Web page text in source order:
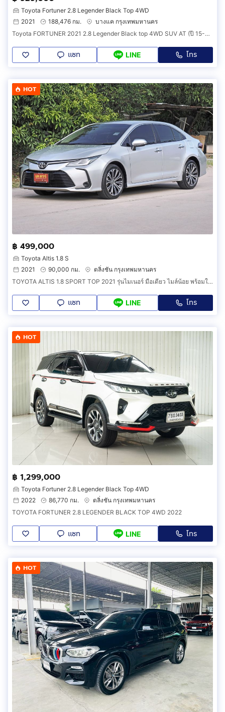
Toyota Fortuner 2.8 Legender Black Top 4WD
2021
188,476 กม.
บางแค กรุงเทพมหานคร
Toyota FORTUNER 2021 2.8 Legender Black top 4WD SUV AT (ปี 15-25) B6826
แชท LINE โทร
HOT
฿ 499,000
Toyota Altis 1.8 S
2021
90,000 กม.
ตลิ่งชัน กรุงเทพมหานคร
TOYOTA ALTIS 1.8 SPORT TOP 2021 รุ่นไมเนอร์ มือเดียว ไมล์น้อย พร้อมใช้งาน
แชท LINE โทร
HOT
฿ 1,299,000
Toyota Fortuner 2.8 Legender Black Top 4WD
2022
86,770 กม.
ตลิ่งชัน กรุงเทพมหานคร
TOYOTA FORTUNER 2.8 LEGENDER BLACK TOP 4WD 2022
แชท LINE โทร
HOT